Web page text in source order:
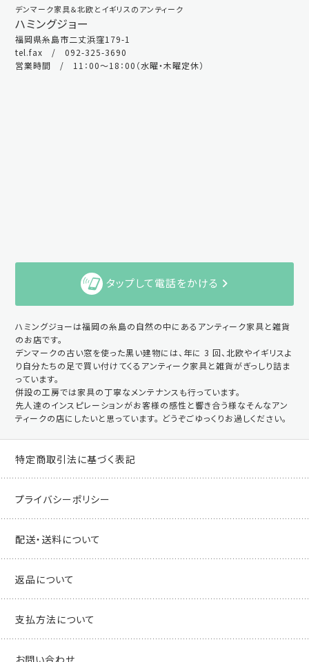
デンマーク家具＆北欧とイギリスのアンティーク
ハミングジョー
福岡県糸島市二丈浜窪179-1
tel.fax / 092-325-3690
営業時間 / 11：00～18：00（水曜・木曜定休）
タップして電話をかける
ハミングジョーは福岡の糸島の自然の中にあるアンティーク家具と雑貨
のお店です。
デンマークの古い窓を使った黒い建物には、年に 3 回、北欧やイギリスよ
り自分たちの足で買い付けてくるアンティーク家具と雑貨がぎっしり詰ま
っています。
併設の工房では家具の丁寧なメンテナンスも行っています。
先人達のインスピレーションがお客様の感性と響き合う様なそんなアン
ティークの店にしたいと思っています。 どうぞごゆっくりお過しください。
特定商取引法に基づく表記
プライバシーポリシー
配送・送料について
返品について
支払方法について
お問い合わせ